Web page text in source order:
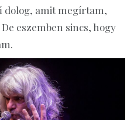
dolog, amit megírtam,
eszemben sincs, hogy